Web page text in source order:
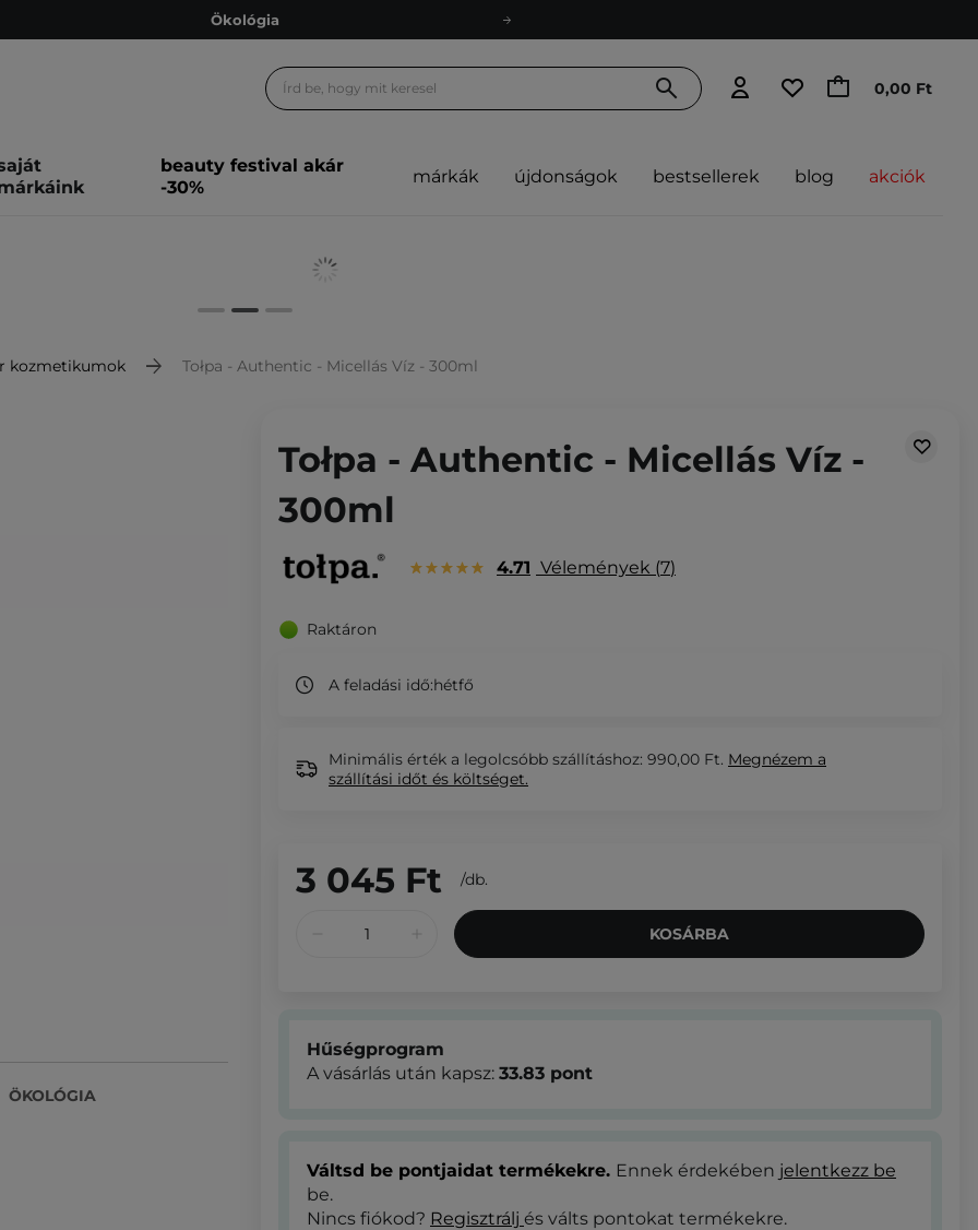
Ökológia
Ingyenes szállítás 15 000 Ft-tól
Ökológia
0,00 Ft
beauty festival akár
-30%
márkák újdonságok bestsellerek blog akciók
kozmetikumok Tołpa - Authentic - Micellás Víz - 300ml
ÖKOLÓGIA
Tołpa - Authentic - Micellás Víz -
300ml
4.71 Vélemények 7
Raktáron
A feladási idő:hétfő
Minimális érték a legolcsóbb szállításhoz: 990,00 Ft. Megnézem a
szállítási időt és költséget.
3 045 Ft /db.
KOSÁRBA
Hűségprogram
A vásárlás után kapsz: 33.83 pont
Váltsd be pontjaidat termékekre. Ennek érdekében jelentkezz be
be.
Nincs fiókod? Regisztrálj és válts pontokat termékekre.